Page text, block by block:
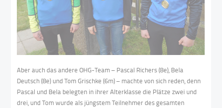
Aber auch das andere OHG-Team – Pascal Richers (8e), Bela
Deutsch (8e) und Tom Grischke (6m) – machte von sich reden, denn
Pascal und Bela belegten in ihrer Alterklasse die Plätze zwei und
drei, und Tom wurde als jüngstem Teilnehmer des gesamten